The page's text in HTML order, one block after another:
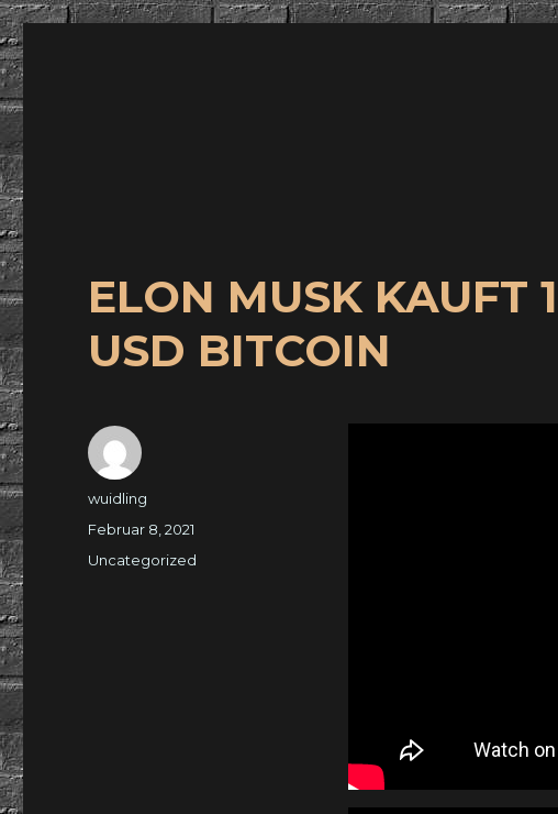
ELON MUSK KAUFT
USD BITCOIN
Autor
wuidling
Veröffentlicht
Februar 8, 2021
Kategorien
Uncategorized